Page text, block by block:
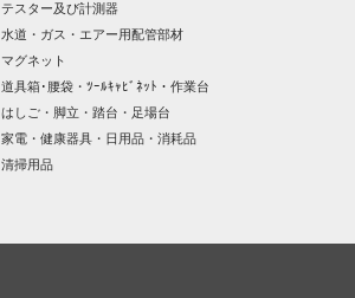
テスター及び計測器
水道・ガス・エアー用配管部材
マグネット
道具箱･腰袋・ﾂｰﾙｷｬﾋﾞﾈｯﾄ・作業台
はしご・脚立・踏台・足場台
家電・健康器具・日用品・消耗品
清掃用品